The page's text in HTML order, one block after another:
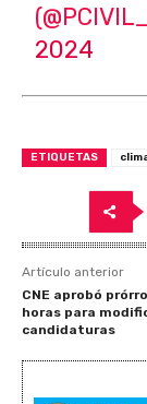
2024
ETIQUETAS
Artículo anterior
CNE aprobó
horas para
candidaturas